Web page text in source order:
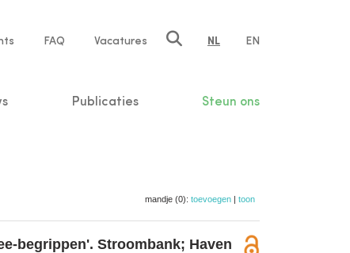
FAQ Vacatures NL EN
Publicaties Steun ons
mandje (0): toevoegen | toon
begrippen'. Stroombank; Haven